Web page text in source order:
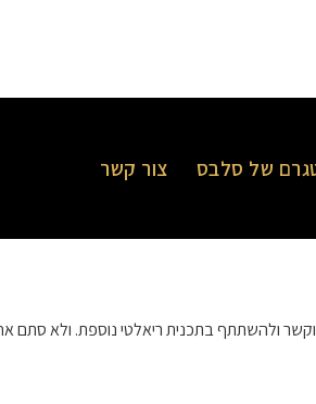
של סלבס צור קשר
ולהשתתף בתכנית ריאלטי נוספת. ולא